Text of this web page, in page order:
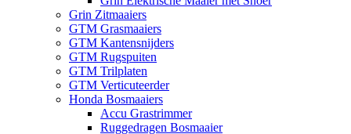
Grin Zitmaaiers
GTM Grasmaaiers
GTM Kantensnijders
GTM Rugspuiten
GTM Trilplaten
GTM Verticuteerder
Honda Bosmaaiers
Accu Grastrimmer
Ruggedragen Bosmaaier